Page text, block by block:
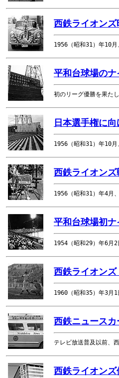
西鉄ライオンズ
1956（昭和31）年10
平和台球場のナ
初のリーグ優勝を果た
日本選手権に
1956（昭和31）年10
西鉄ライオンズ
1956（昭和31）年4月
平和台球場初ナ
1954（昭和29）年6月
西鉄ライオンズ
1960（昭和35）年3月
西鉄ニュースカ
テレビ放送普及以前、
西鉄ライオンズ